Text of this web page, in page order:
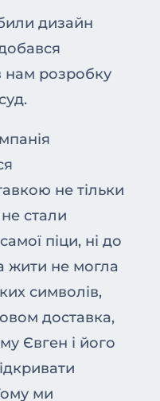
дизайн
нам розробку
не тільки
не стали
піци, ні до
жити не могла
символів,
доставка,
Євген і його
ми